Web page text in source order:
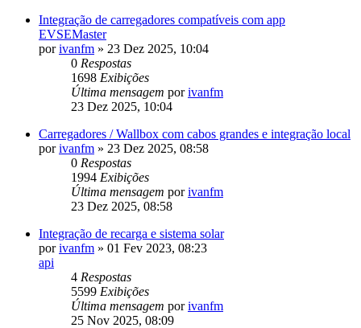
Integração de carregadores compatíveis com app
EVSEMaster
porivanfm » 23 Dez 2025, 10:04
0 Respostas
1698 Exibições
Última mensagem porivanfm
23 Dez 2025, 10:04
Carregadores / Wallbox com cabos grandes e integração local
porivanfm » 23 Dez 2025, 08:58
0 Respostas
1994 Exibições
Última mensagem porivanfm
23 Dez 2025, 08:58
Integração de recarga e sistema solar
porivanfm » 01 Fev 2023, 08:23
api
4 Respostas
5599 Exibições
Última mensagem porivanfm
25 Nov 2025, 08:09